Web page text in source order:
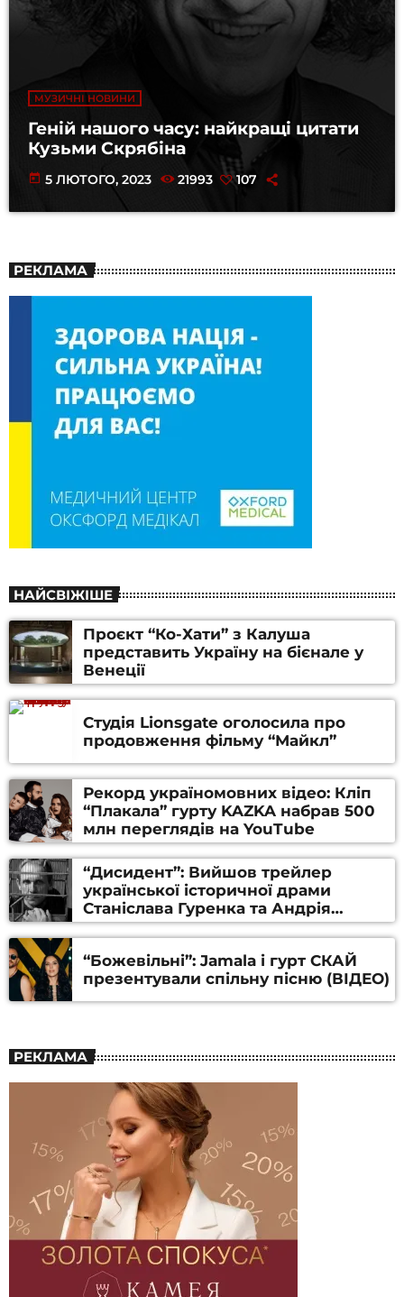
МУЗИЧНІ НОВИНИ
Геній нашого часу: найкращі цитати
Кузьми Скрябіна
today 5 ЛЮТОГО, 2023 21993 107
РЕКЛАМА
НАЙСВІЖІШЕ
Проєкт “Ко-Хати” з Калуша
представить Україну на бієнале у
Венеції
Студія Lionsgate оголосила про
продовження фільму “Майкл”
Рекорд україномовних відео: Кліп
“Плакала” гурту KAZKA набрав 500
млн переглядів на YouTube
“Дисидент”: Вийшов трейлер
української історичної драми
Станіслава Гуренка та Андрія
Алфьорова (ВІДЕО)
“Божевільні”: Jamala і гурт СКАЙ
презентували спільну пісню (ВІДЕО)
РЕКЛАМА